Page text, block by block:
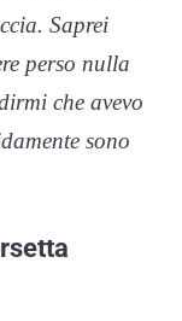
Saprei
perso nulla
che avevo
sono